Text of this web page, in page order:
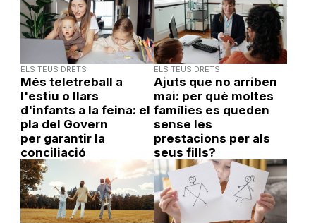
ELS TEUS DRETS
Més teletreball a
l'estiu o llars
d'infants a la feina: el
pla del Govern
per garantir la
conciliació
ELS TEUS DRETS
Ajuts que no arriben
mai: per què moltes
famílies es queden
sense les
prestacions per als
seus fills?